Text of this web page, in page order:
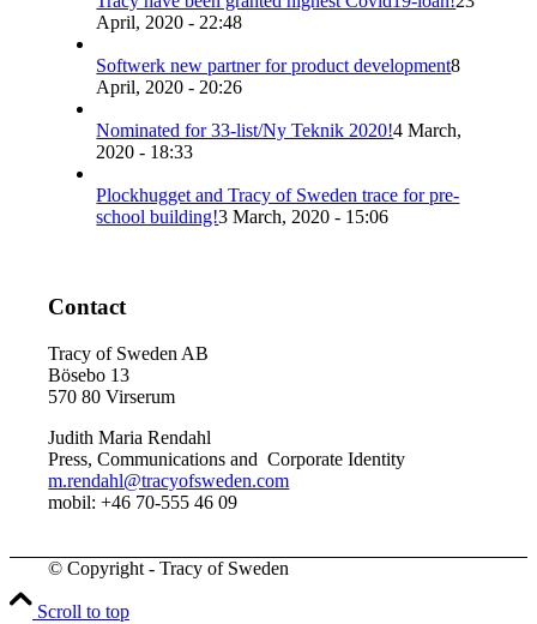
April, 2020 - 22:48
Softwerk new partner for product development8
April, 2020 - 20:26
Nominated for 33-list/Ny Teknik 2020!4 March,
2020 - 18:33
Plockhugget and Tracy of Sweden trace for pre-
school building!3 March, 2020 - 15:06
Contact
Tracy of Sweden AB
Bösebo 13
570 80 Virserum
Judith Maria Rendahl
Press, Communications and Corporate Identity
m.rendahl@tracyofsweden.com
mobil: ‭+46 70-555 46 09‬
© Copyright - Tracy of Sweden
Scroll to top